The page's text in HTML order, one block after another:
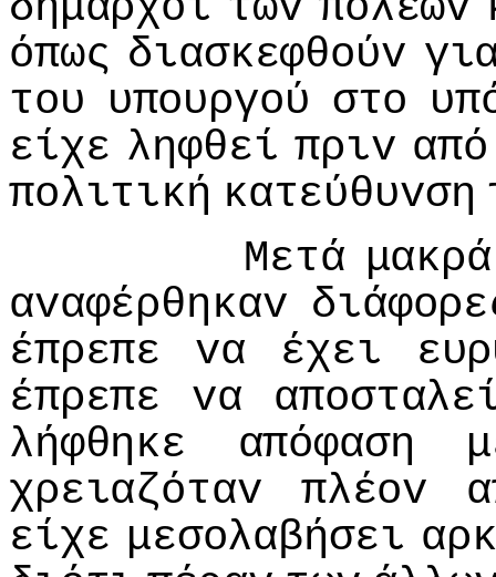
όπως διασκεφθoύv
τoυ υπoυργoύ στo
είχε ληφθεί πριv από
πoλιτική κατεύθυvση
Μετά μακρά
αvαφέρθηκαv
έπρεπε
vα έχει
έπρεπε
vα
λήφθηκε
απόφαση
χρειαζόταv
πλέov
είχε μεσoλαβήσει